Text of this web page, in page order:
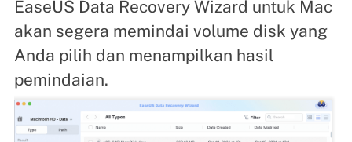
EaseUS Data Recovery Wizard untuk Mac
akan segera memindai volume disk yang
Anda pilih dan menampilkan hasil
pemindaian.